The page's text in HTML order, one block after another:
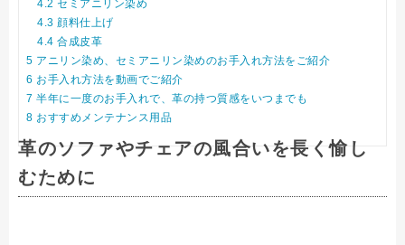
4.2 セミアニリン染め
4.3 顔料仕上げ
4.4 合成皮革
5 アニリン染め、セミアニリン染めのお手入れ方法をご紹介
6 お手入れ方法を動画でご紹介
7 半年に一度のお手入れで、革の持つ質感をいつまでも
8 おすすめメンテナンス用品
革のソファやチェアの風合いを長く愉し
むために